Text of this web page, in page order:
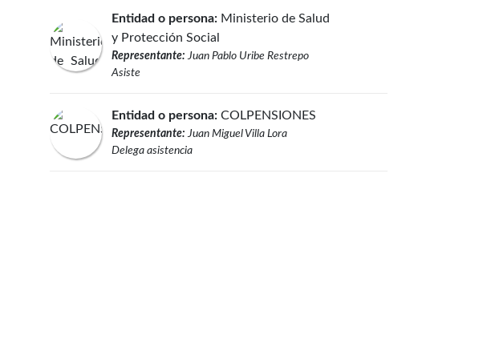
Entidad o persona: Ministerio de Salud
y Protección Social
Representante:Juan Pablo Uribe Restrepo
Asiste
Entidad o persona: COLPENSIONES
Representante:Juan Miguel Villa Lora
Delega asistencia